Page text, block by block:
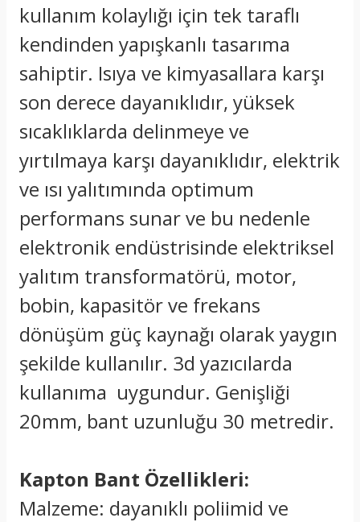
kullanım kolaylığı için tek taraflı
kendinden yapışkanlı tasarıma
sahiptir. Isıya ve kimyasallara karşı
son derece dayanıklıdır, yüksek
sıcaklıklarda delinmeye ve
yırtılmaya karşı dayanıklıdır, elektrik
ve ısı yalıtımında optimum
performans sunar ve bu nedenle
elektronik endüstrisinde elektriksel
yalıtım transformatörü, motor,
bobin, kapasitör ve frekans
dönüşüm güç kaynağı olarak yaygın
şekilde kullanılır. 3d yazıcılarda
kullanıma uygundur. Genişliği
20mm, bant uzunluğu 30 metredir.
Kapton Bant Özellikleri:
Malzeme: dayanıklı poliimid ve